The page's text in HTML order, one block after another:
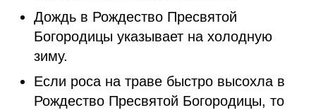
Дождь в Рождество Пресвятой
Богородицы указывает на холодную
зиму.
Если роса на траве быстро высохла в
Рождество Пресвятой Богородицы, то